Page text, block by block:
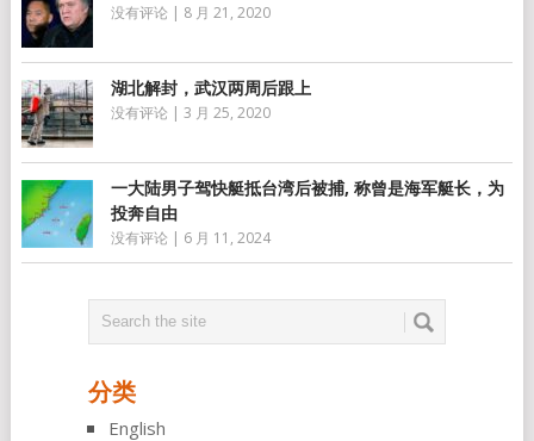
没有评论 | 8 月 21, 2020
湖北解封，武汉两周后跟上
没有评论 | 3 月 25, 2020
一大陆男子驾快艇抵台湾后被捕, 称曾是海军艇长，为
投奔自由
没有评论 | 6 月 11, 2024
分类
English